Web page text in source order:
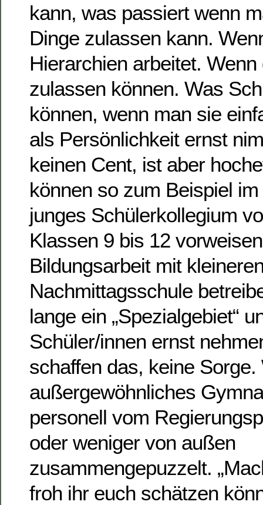
kann, was passiert wenn
Dinge zulassen kann.
Hierarchien arbeitet.
zulassen können. Was
können, wenn man sie
als Persönlichkeit ernst
keinen Cent, ist aber
können so zum Beispiel
junges Schülerkollegium
Klassen 9 bis 12
Bildungsarbeit mit
Nachmittagsschule
lange ein „Spezialgebiet“
Schüler/innen ernst
schaffen das, keine
außergewöhnliches
personell vom
oder weniger von außen
zusammengepuzzelt.
froh ihr euch schätzen